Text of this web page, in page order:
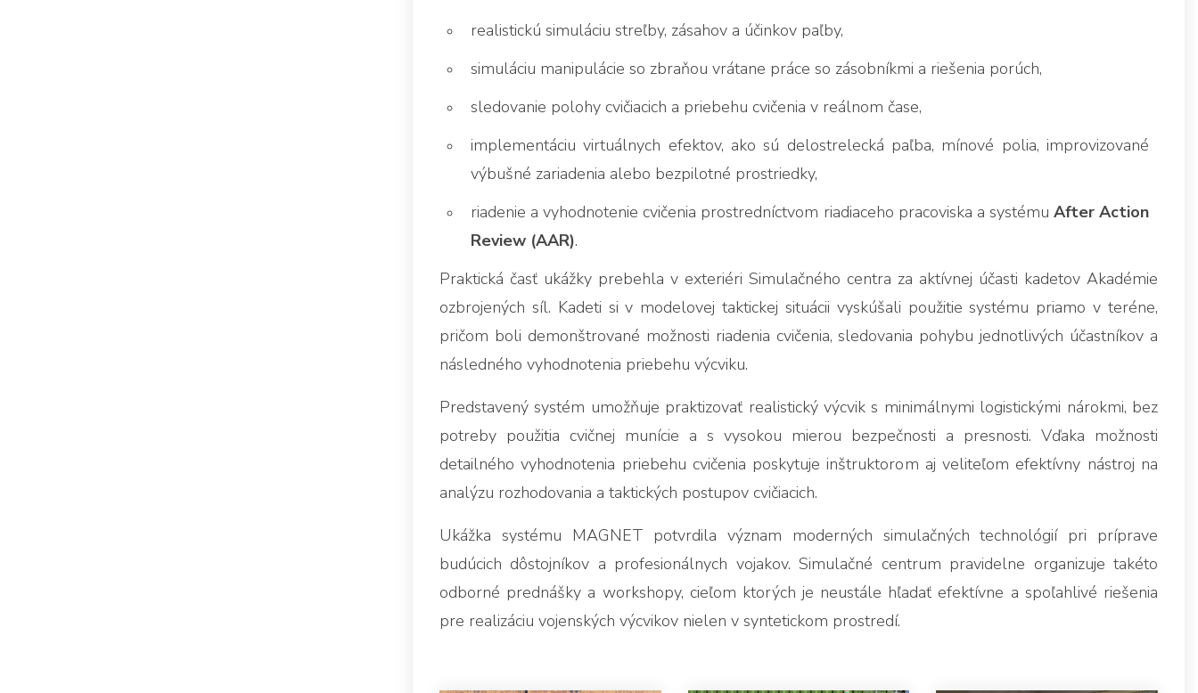
realistickú simuláciu streľby, zásahov a účinkov paľby,
simuláciu manipulácie so zbraňou vrátane práce so zásobníkmi a riešenia porúch,
sledovanie polohy cvičiacich a priebehu cvičenia v reálnom čase,
implementáciu virtuálnych efektov, ako sú delostrelecká paľba, mínové polia, improvizované
výbušné zariadenia alebo bezpilotné prostriedky,
riadenie a vyhodnotenie cvičenia prostredníctvom riadiaceho pracoviska a systému After Action
Review (AAR).
Praktická časť ukážky prebehla v exteriéri Simulačného centra za aktívnej účasti kadetov Akadémie
ozbrojených síl. Kadeti si v modelovej taktickej situácii vyskúšali použitie systému priamo v teréne,
pričom boli demonštrované možnosti riadenia cvičenia, sledovania pohybu jednotlivých účastníkov a
následného vyhodnotenia priebehu výcviku.
Predstavený systém umožňuje praktizovať realistický výcvik s minimálnymi logistickými nárokmi, bez
potreby použitia cvičnej munície a s vysokou mierou bezpečnosti a presnosti. Vďaka možnosti
detailného vyhodnotenia priebehu cvičenia poskytuje inštruktorom aj veliteľom efektívny nástroj na
analýzu rozhodovania a taktických postupov cvičiacich.
Ukážka systému MAGNET potvrdila význam moderných simulačných technológií pri príprave
budúcich dôstojníkov a profesionálnych vojakov. Simulačné centrum pravidelne organizuje takéto
odborné prednášky a workshopy, cieľom ktorých je neustále hľadať efektívne a spoľahlivé riešenia
pre realizáciu vojenských výcvikov nielen v syntetickom prostredí.